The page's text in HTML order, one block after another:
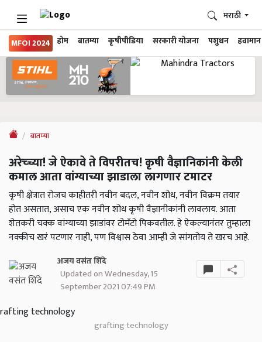
MFOI 2024 होम बातम्या कृषीपीडिया सरकारी योजना पशुधन हवामान
मराठी
बातम्या
अरेच्च्या! जे ऐकावे ते विपरीतच! कृषी वैज्ञानिकांनी केली
कमाल आता वांग्याच्या झाडाला लागणार टमाटर
कृषी क्षेत्रात रोजच काहीतरी नवीन बदल, नवीन शोध, नवीन विक्रम तयार
होत असतात, असाच एक नवीन शोध कृषी वैज्ञानीकांनी लावलाय. आता
शेतकरी चक्क वांग्याच्या झाडांवर टोमॅटो पिकवतील. हे ऐकल्यानंतर तुम्हाला
नक्कीच खरं पटणार नाही, पण विश्वास ठेवा आम्ही जे सांगतोय ते खरच आहे.
अजय वसंत शिंदे
Updated on Wednesday, 15
September 2021 07:49 PM
grafting technology